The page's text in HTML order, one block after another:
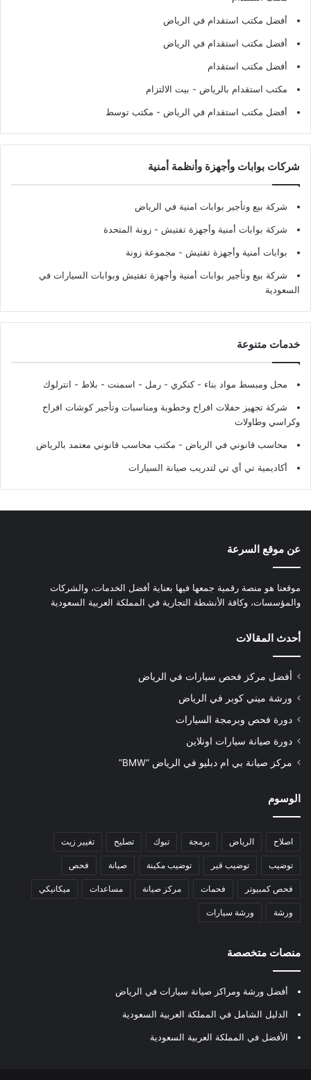
أفضل مكتب استقدام في الرياض
أفضل مكتب استقدام في الرياض
أفضل مكتب استقدام
مكتب استقدام بالرياض - بيت الالتزام
أفضل مكتب استقدام في الرياض - مكتب توسط
شركات بوابات وأجهزة وأنظمة أمنية
شركة بيع وتأجير بوابات امنية في الرياض
شركة بوابات أمنية وأجهزة تفتيش - زونة المتحدة
بوابات أمنية وأجهزة تفتيش - مجموعة زونة
شركة بيع وتأجير بوابات أمنية وأجهزة تفتيش وبوابات السيارات في
السعودية
خدمات متنوعة
محل ومبسط مواد بناء - كنكري - رمل - اسمنت - بلاط - انترلوك
شركة تجهيز حفلات افراح وخطوبة ومناسبات وتأجير كوشات افراح
وكراسي وطاولات
محاسب قانوني في الرياض - مكتب محاسب قانوني معتمد بالرياض
أكاديمية تي أي تي لتدريب صيانة السيارات
عن موقع السرعة
موقعنا هو منصة رقمية جمعها فيها بعناية أفضل الخدمات، والشركات
والمؤسسات، وكافة الأنشطة التجارية في المملكة العربية السعودية
أحدث المقالات
أفضل مركز فحص سيارات في الرياض
ورشة ميني كوبر في الرياض
دورة فحص وبرمجة السيارات
دورة صيانة سيارات اونلاين
مركز صيانة بي ام دبليو في الرياض “BMW”
الوسوم
اصلاح الرياض برمجة تبوك تصليح تغيير زيت
توضيب توضيب قير توضيب مكينة صيانة فحص
فحص كمبيوتر فحمات مركز صيانة مساعدات ميكانيكي
ورشة ورشة سيارات
منصات متخصصة
أفضل ورشة ومراكز صيانة سيارات في الرياض
الدليل الشامل في المملكة العربية السعودية
الأفضل في المملكة العربية السعودية